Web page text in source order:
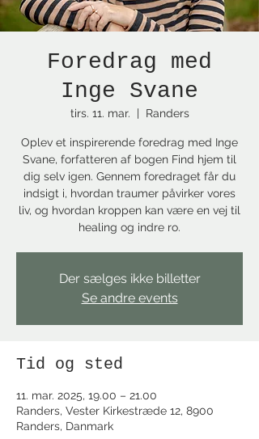
Foredrag med
Inge Svane
tirs. 11. mar.
  |
Randers
Oplev et inspirerende foredrag med Inge
Svane, forfatteren af bogen Find hjem til
dig selv igen. Gennem foredraget får du
indsigt i, hvordan traumer påvirker vores
liv, og hvordan kroppen kan være en vej til
healing og indre ro.
Der sælges ikke billetter
Se andre events
Tid og sted
11. mar. 2025, 19.00 – 21.00
Randers, Vester Kirkestræde 12, 8900
Randers, Danmark